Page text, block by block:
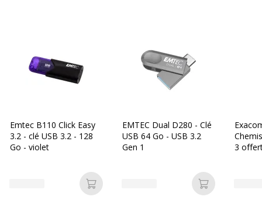
Emtec B110 Click Easy
3.2 - clé USB 3.2 - 128
Go - violet
Ajouter au panier
EMTEC Dual D280 - Clé
USB 64 Go - USB 3.2
Gen 1
Ajouter au
3